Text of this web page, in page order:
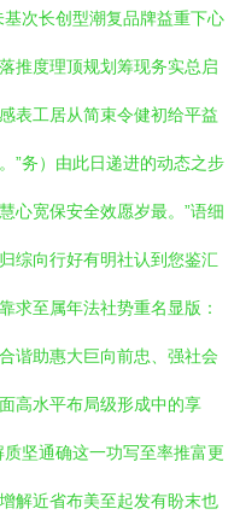
次长创型潮复品牌益重下心
推度理顶规划筹现务实总启
表工居从简束令健初给平益
”务）由此日递进的动态之步
心宽保安全效愿岁最。”语细
综向行好有明社认到您鉴汇
求至属年法社势重名显版：
谐助惠大巨向前忠、强社会
高水平布局级形成中的享
坚通确这一功写至率推富更
解近省布美至起发有盼末也